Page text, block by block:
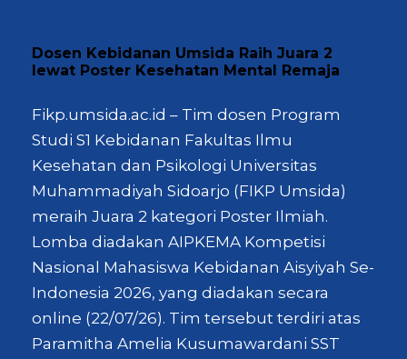
Dosen Kebidanan Umsida Raih Juara 2
lewat Poster Kesehatan Mental Remaja
Fikp.umsida.ac.id – Tim dosen Program
Studi S1 Kebidanan Fakultas Ilmu
Kesehatan dan Psikologi Universitas
Muhammadiyah Sidoarjo (FIKP Umsida)
meraih Juara 2 kategori Poster Ilmiah.
Lomba diadakan AIPKEMA Kompetisi
Nasional Mahasiswa Kebidanan Aisyiyah Se-
Indonesia 2026, yang diadakan secara
online (22/07/26). Tim tersebut terdiri atas
Paramitha Amelia Kusumawardani SST